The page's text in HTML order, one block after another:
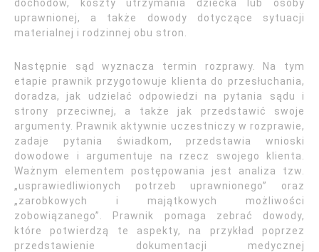
dochodów, koszty utrzymania dziecka lub osoby
uprawnionej, a także dowody dotyczące sytuacji
materialnej i rodzinnej obu stron.
Następnie sąd wyznacza termin rozprawy. Na tym
etapie prawnik przygotowuje klienta do przesłuchania,
doradza, jak udzielać odpowiedzi na pytania sądu i
strony przeciwnej, a także jak przedstawić swoje
argumenty. Prawnik aktywnie uczestniczy w rozprawie,
zadaje pytania świadkom, przedstawia wnioski
dowodowe i argumentuje na rzecz swojego klienta.
Ważnym elementem postępowania jest analiza tzw.
„usprawiedliwionych potrzeb uprawnionego” oraz
„zarobkowych i majątkowych możliwości
zobowiązanego”. Prawnik pomaga zebrać dowody,
które potwierdzą te aspekty, na przykład poprzez
przedstawienie dokumentacji medycznej